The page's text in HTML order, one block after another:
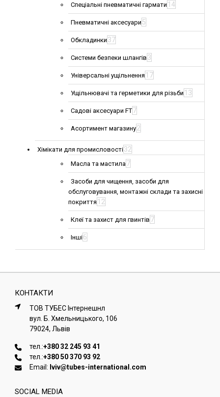
Спеціальні пневматичні гармати 14
Пневматичні аксесуари 5
Обкладинки 37
Системи безпеки шлангів 3
Універсальні ущільнення 17
Ущільнювачі та герметики для різьби 13
Садові аксесуари FT7
Асортимент магазину2
Хімікати для промисловості32
Масла та мастила7
Засоби для чищення, засоби для
обслуговування, монтажні склади та захисні
покриття 12
Клеї та захист для гвинтів 7
Інші6
КОНТАКТИ
ТОВ ТУБЕС Iнтернешнл
вул. Б. Хмельницького, 106
79024, Львiв
тел.:+380 32 245 93 41
тел.:+380 50 370 93 92
Email: lviv@tubes-international.com
SOCIAL MEDIA